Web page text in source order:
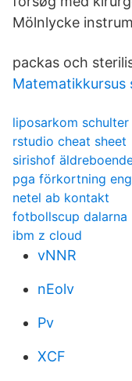
Mölnlycke
packas och
Matematikkursus
liposarkom
rstudio cheat sheet
sirishof
pga förkortning
netel ab kontakt
fotbollscup dalarna
ibm z cloud
vNNR
nEolv
Pv
XCF